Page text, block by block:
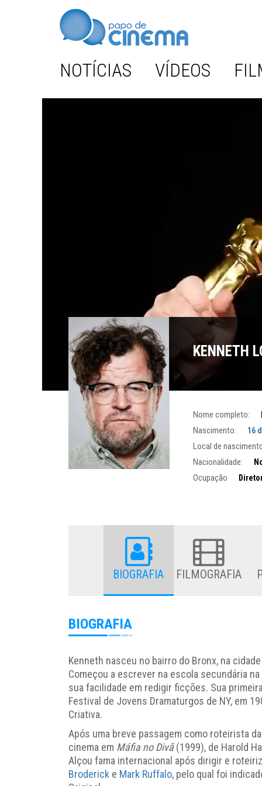
NOTÍCIAS VÍDEOS
KENNETH
Nome completo:
Nascimento: 16
Local de
Nacionalidade:
Ocupação
BIOGRAFIA FILMOGRAFIA
BIOGRAFIA
Kenneth nasceu no bairro do Bronx, na
Começou a escrever na escola secundária
sua facilidade em redigir ficções. Sua
Festival de Jovens Dramaturgos de NY, em
Criativa.
Após uma breve passagem como roteirista
cinema em Máfia no Divã(1999), de Harold
Alçou fama internacional após dirigir e
Broderick e Mark Ruffalo, pelo qual foi